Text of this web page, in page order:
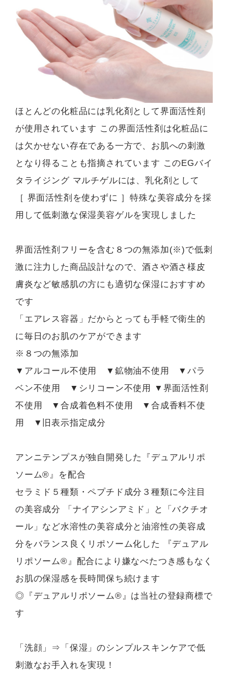
ほとんどの化粧品には乳化剤として界面活性剤
が使用されています この界面活性剤は化粧品に
は欠かせない存在である一方で、お肌への刺激
となり得ることも指摘されています このEGバイ
タライジング マルチゲルには、乳化剤として
［ 界面活性剤を使わずに ］特殊な美容成分を採
用して低刺激な保湿美容ゲルを実現しました
界面活性剤フリーを含む８つの無添加(※)で低刺
激に注力した商品設計なので、酒さや酒さ様皮
膚炎など敏感肌の方にも適切な保湿におすすめ
です
「エアレス容器」だからとっても手軽で衛生的
に毎日のお肌のケアができます
※８つの無添加
▼アルコール不使用 ▼鉱物油不使用 ▼パラ
ベン不使用 ▼シリコーン不使用 ▼界面活性剤
不使用 ▼合成着色料不使用 ▼合成香料不使
用 ▼旧表示指定成分
アンニテンプスが独自開発した『デュアルリポ
ソーム®』を配合
セラミド５種類・ペプチド成分３種類に今注目
の美容成分 「ナイアシンアミド」と「バクチオ
ール」など水溶性の美容成分と油溶性の美容成
分をバランス良くリポソーム化した 『デュアル
リポソーム®』配合により嫌なべたつき感もなく
お肌の保湿感を長時間保ち続けます
◎『デュアルリポソーム®』は当社の登録商標で
す
「洗顔」⇒「保湿」のシンプルスキンケアで低
刺激なお手入れを実現！